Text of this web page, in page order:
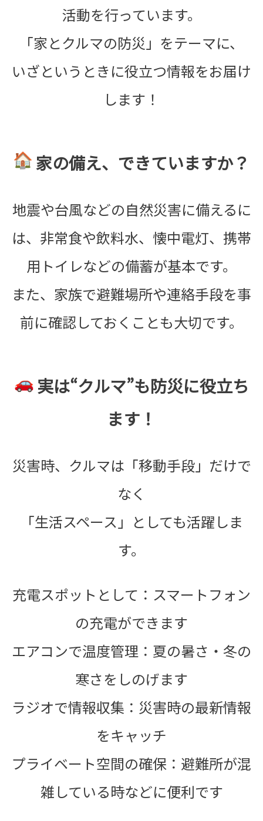
活動を行っています。
「家とクルマの防災」をテーマに、
いざというときに役立つ情報をお届け
します！
家の備え、できていますか？
地震や台風などの自然災害に備えるに
は、非常食や飲料水、 懐中電灯、携帯
用トイレなどの備蓄が基本です。
また、 家族で避難場所や連絡手段を事
前に確認しておくことも大切です。
実は“クルマ”も防災に役立ち
ます！
災害時、クルマは「移動手段」だけで
なく
「生活スペース」 としても活躍しま
す。
充電スポットとして：スマートフォン
の充電ができます
エアコンで温度管理：夏の暑さ・冬の
寒さをしのげます
ラジオで情報収集：災害時の最新情報
をキャッチ
プライベート空間の確保：避難所が混
雑している時などに便利です